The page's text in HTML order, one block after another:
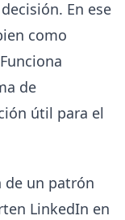
En ese
como
de
útil para el
de un patrón
LinkedIn en